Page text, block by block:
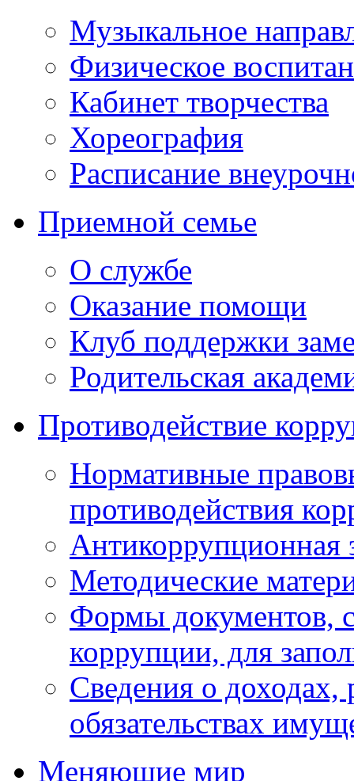
Музыкальное
Физическое
Кабинет творчества
Хореография
Расписание
Приемной семье
О службе
Оказание помощи
Клуб поддержки
Родительская
Противодействие
Нормативные
противодействия
Антикоррупционная
Методические
Формы документов,
коррупции, для
Сведения о доходах,
обязательствах
Меняющие мир